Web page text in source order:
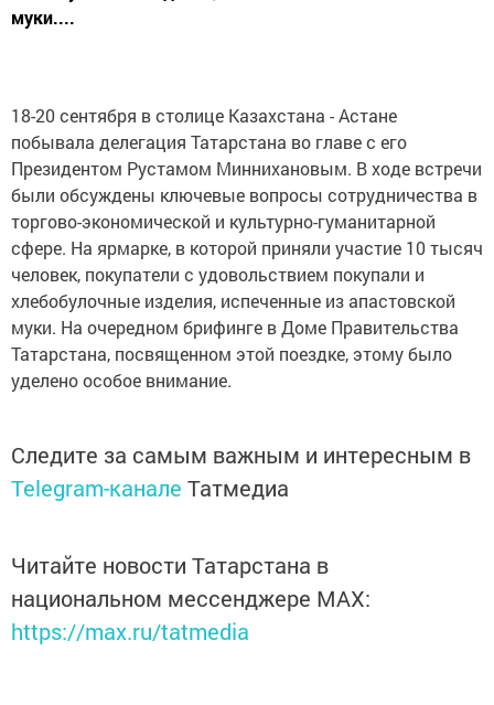
муки....
18-20 сентября в столице Казахстана - Астане
побывала делегация Татарстана во главе с его
Президентом Рустамом Миннихановым. В ходе встречи
были обсуждены ключевые вопросы сотрудничества в
торгово-экономической и культурно-гуманитарной
сфере. На ярмарке, в которой приняли участие 10 тысяч
человек, покупатели с удовольствием покупали и
хлебобулочные изделия, испеченные из апастовской
муки. На очередном брифинге в Доме Правительства
Татарстана, посвященном этой поездке, этому было
уделено особое внимание.
Следите за самым важным и интересным в
Telegram-канале Татмедиа
Читайте новости Татарстана в
национальном мессенджере MАХ:
https://max.ru/tatmedia